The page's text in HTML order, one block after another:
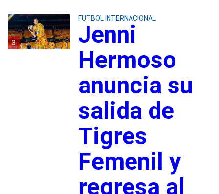
3
FUTBOL INTERNACIONAL
Jenni
Hermoso
anuncia su
salida de
Tigres
Femenil y
regresa al